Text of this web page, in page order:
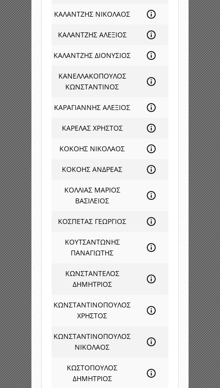
ΚΑΛΑΝΤΖΗΣ ΝΙΚΟΛΑΟΣ
ΚΑΛΑΝΤΖΗΣ ΑΛΕΞΙΟΣ
ΚΑΛΑΝΤΖΗΣ ΔΙΟΝΥΣΙΟΣ
ΚΑΝΕΛΛΑΚΟΠΟΥΛΟΣ
ΚΩΝΣΤΑΝΤΙΝΟΣ
ΚΑΡΑΓΙΑΝΝΗΣ ΑΛΕΞΙΟΣ
ΚΑΡΕΛΑΣ ΧΡΗΣΤΟΣ
ΚΟΚΟΗΣ ΝΙΚΟΛΑΟΣ
ΚΟΚΟΗΣ ΑΝΔΡΕΑΣ
ΚΟΛΛΙΑΣ ΜΑΡΙΟΣ
ΒΑΣΙΛΕΙΟΣ
ΚΟΣΠΕΤΑΣ ΓΕΩΡΓΙΟΣ
ΚΟΥΤΣΑΝΤΩΝΗΣ
ΠΑΝΑΓΙΩΤΗΣ
ΚΩΝΣΤΑΝΤΕΛΟΣ
ΔΗΜΗΤΡΙΟΣ
ΚΩΝΣΤΑΝΤΙΝΟΠΟΥΛΟΣ
ΧΡΗΣΤΟΣ
ΚΩΝΣΤΑΝΤΙΝΟΠΟΥΛΟΣ
ΝΙΚΟΛΑΟΣ
ΚΩΣΤΟΠΟΥΛΟΣ
ΔΗΜΗΤΡΙΟΣ